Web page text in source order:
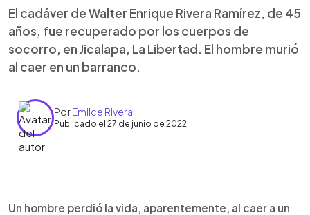
El cadáver de Walter Enrique Rivera Ramírez, de 45
años, fue recuperado por los cuerpos de
socorro, en Jicalapa, La Libertad. El hombre murió
al caer en un barranco.
PorEmilce Rivera
Publicado el 27 de junio de 2022
► Escuchar artículo
Un hombre perdió la vida, aparentemente, al caer a un